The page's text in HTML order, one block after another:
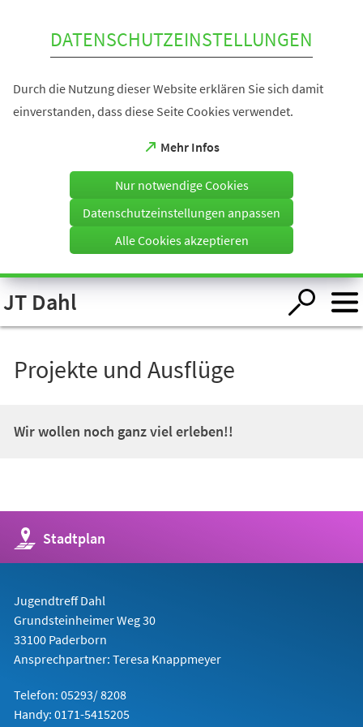
Visuelle
Assistenzsoftware
öffnen.
DATENSCHUTZEINSTELLUNGEN
Durch die Nutzung dieser Website erklären Sie sich damit
einverstanden, dass diese Seite Cookies verwendet.
Mehr Infos
(Öffnet
einem
Tab)
Nur notwendige Cookies
Datenschutzeinstellungen anpassen
Alle Cookies akzeptieren
JT Dahl
Projekte und Ausflüge
Wir wollen noch ganz viel erleben!!
Stadtplan
(Öffnet
in
einem
Tab)
Jugendtreff Dahl
Grundsteinheimer Weg 30
33100 Paderborn
Ansprechpartner: Teresa Knappmeyer
Telefon: 05293/ 8208
Handy: 0171-5415205